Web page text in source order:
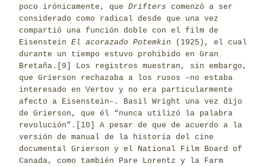
poco irónicamente, que Drifters comenzó a ser
considerado como radical desde que una vez
compartió una función doble con el film de
Eisenstein El acorazado Potemkin (1925), el cual
durante un tiempo estuvo prohibido en Gran
Bretaña. [9]
Los registros muestran, sin embargo,
que Grierson rechazaba a los rusos –no estaba
interesado en Vertov y no era particularmente
afecto a Eisenstein–. Basil Wright una vez dijo
de Grierson, que él “nunca utilizó la palabra
revolución”. [10]
A pesar de que de acuerdo a la
versión de manual de la historia del cine
documental Grierson y el National Film Board of
Canada, como también Pare Lorentz y la Farm